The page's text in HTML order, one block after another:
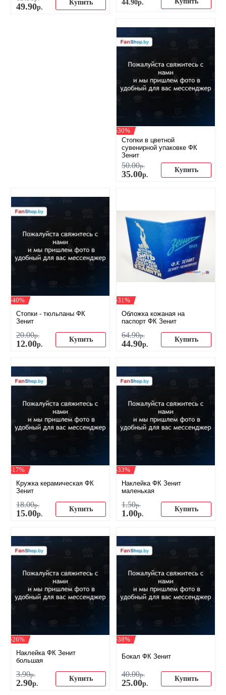
49.90р.
Купить 44.90р.
-30%
Стопки в цветной
сувенирной упаковке ФК
Зенит
50.00р.
35.00р.
Купить
-40%
​Стопки - тюльпаны ФК
Зенит
20.00р.
12.00р.
Купить
-31%
Обложка кожаная на
паспорт ФК Зенит
64.90р.
44.90р.
Купить
-17%
Кружка керамическая ФК
Зенит
18.00р.
15.00р.
Купить
-33%
Наклейка ФК Зенит
маленькая
1.50р.
1.00р.
Купить
-26%
Наклейка ФК Зенит
большая
3.90р.
2.90р.
Купить
-38%
Бокал ФК Зенит
40.00р.
25.00р.
Купить